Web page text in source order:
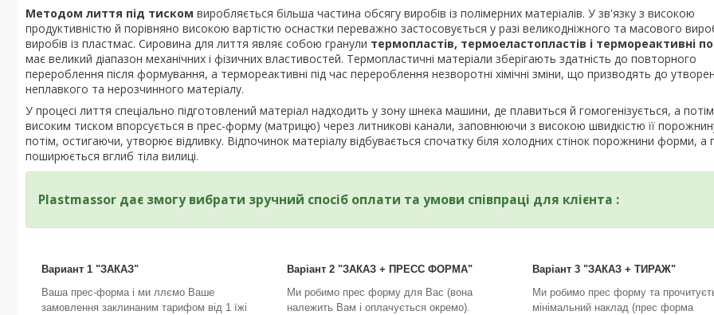
Методом лиття під тиском виробляється більша частина обсягу виробів із полімерних матеріалів. У зв'язку з високою
продуктивністю й порівняно високою вартістю оснастки переважно застосовується у разі великодніжного та масового
виробів із пластмас. Сировина для лиття являє собою гранули термопластів, термоеластопластів і термореактивні
має великий діапазон механічних і фізичних властивостей. Термопластичні матеріали зберігають здатність до повторного
перероблення після формування, а термореактивні під час перероблення незворотні хімічні зміни, що призводять до
неплавкого та нерозчинного матеріалу.
У процесі лиття спеціально підготовлений матеріал надходить у зону шнека машини, де плавиться й гомогенізується, а потім
високим тиском впорсується в прес-форму (матрицю) через литникові канали, заповнюючи з високою швидкістю її
потім, остигаючи, утворює відливку. Відпочинок матеріалу відбувається спочатку біля холодних стінок порожнини форми, а
поширюється вглиб тіла вилиці.
Plastmassor дає змогу вибрати зручний спосіб оплати та умови співпраці для клієнта :
Вариант 1 "ЗАКАЗ"
Ваша прес-форма і ми ллємо Ваше
замовлення заклинаним тарифом від 1 їжі
Варіант 2 "ЗАКАЗ + ПРЕСС ФОРМА"
Ми робимо прес форму для Вас (вона
належить Вам і оплачується окремо).
Варіант 3 "ЗАКАЗ + ТИРАЖ"
Ми робимо прес форму та
мінімальний наклад (прес форма